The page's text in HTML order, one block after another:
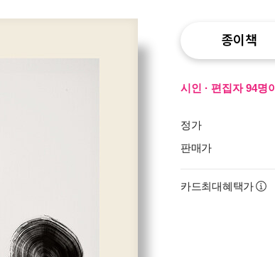
종이책
시인 · 편집자 94명
정가
판매가
카드최대혜택가